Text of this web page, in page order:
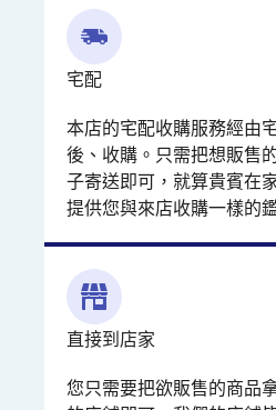
宅配
本店的宅配收購服務經由
後、收購。只需把想販售
子寄送即可，就算貴賓在
提供您與來店收購一樣的
直接到店家
您只需要把欲販售的商品